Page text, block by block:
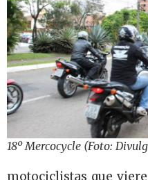
18º Mercocycle (Foto:
motociclistas que